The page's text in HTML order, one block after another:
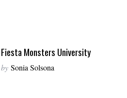
Fiesta Monsters University
by Sonia Solsona